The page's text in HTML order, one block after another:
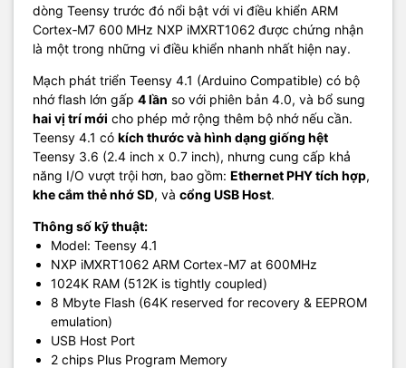
dòng Teensy trước đó nổi bật với vi điều khiển ARM
Cortex‑M7 600 MHz NXP iMXRT1062 được chứng nhận
là một trong những vi điều khiển nhanh nhất hiện nay.
Mạch phát triển Teensy 4.1 (Arduino Compatible) có bộ
nhớ flash lớn gấp 4 lần so với phiên bản 4.0, và bổ sung
hai vị trí mới cho phép mở rộng thêm bộ nhớ nếu cần.
Teensy 4.1 có kích thước và hình dạng giống hệt
Teensy 3.6 (2.4 inch x 0.7 inch), nhưng cung cấp khả
năng I/O vượt trội hơn, bao gồm: Ethernet PHY tích hợp,
khe cắm thẻ nhớ SD, và cổng USB Host.
Thông số kỹ thuật:
Model: Teensy 4.1
NXP iMXRT1062 ARM Cortex-M7 at 600MHz
1024K RAM (512K is tightly coupled)
8 Mbyte Flash (64K reserved for recovery & EEPROM
emulation)
USB Host Port
2 chips Plus Program Memory